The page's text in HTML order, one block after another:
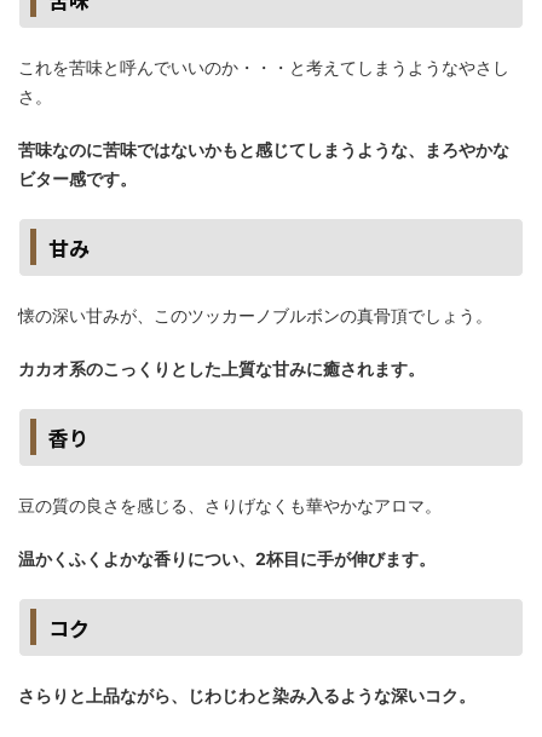
これを苦味と呼んでいいのか・・・と考えてしまうようなやさし
さ。
苦味なのに苦味ではないかもと感じてしまうような、まろやかな
ビター感です。
甘み
懐の深い甘みが、このツッカーノブルボンの真骨頂でしょう。
カカオ系のこっくりとした上質な甘みに癒されます。
香り
豆の質の良さを感じる、さりげなくも華やかなアロマ。
温かくふくよかな香りについ、2杯目に手が伸びます。
コク
さらりと上品ながら、じわじわと染み入るような深いコク。